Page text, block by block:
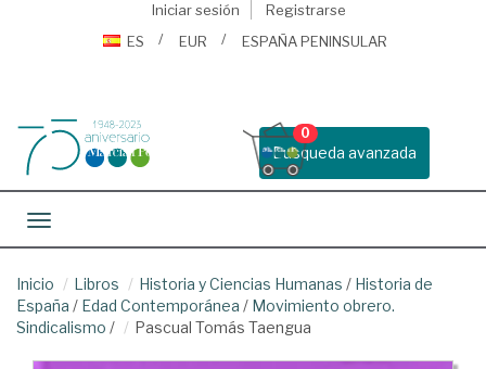
Iniciar sesión
Registrarse
ES
EUR ESPAÑA PENINSULAR
Busqueda avanzada
0
Toggle navigation
Inicio Libros Historia y Ciencias Humanas / Historia de
España / Edad Contemporánea / Movimiento obrero.
Sindicalismo / Pascual Tomás Taengua